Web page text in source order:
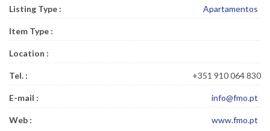
Listing Type : Apartamentos
Item Type :
Location :
Tel. : +351 910 064 830
E-mail : info@fmo.pt
Web : www.fmo.pt